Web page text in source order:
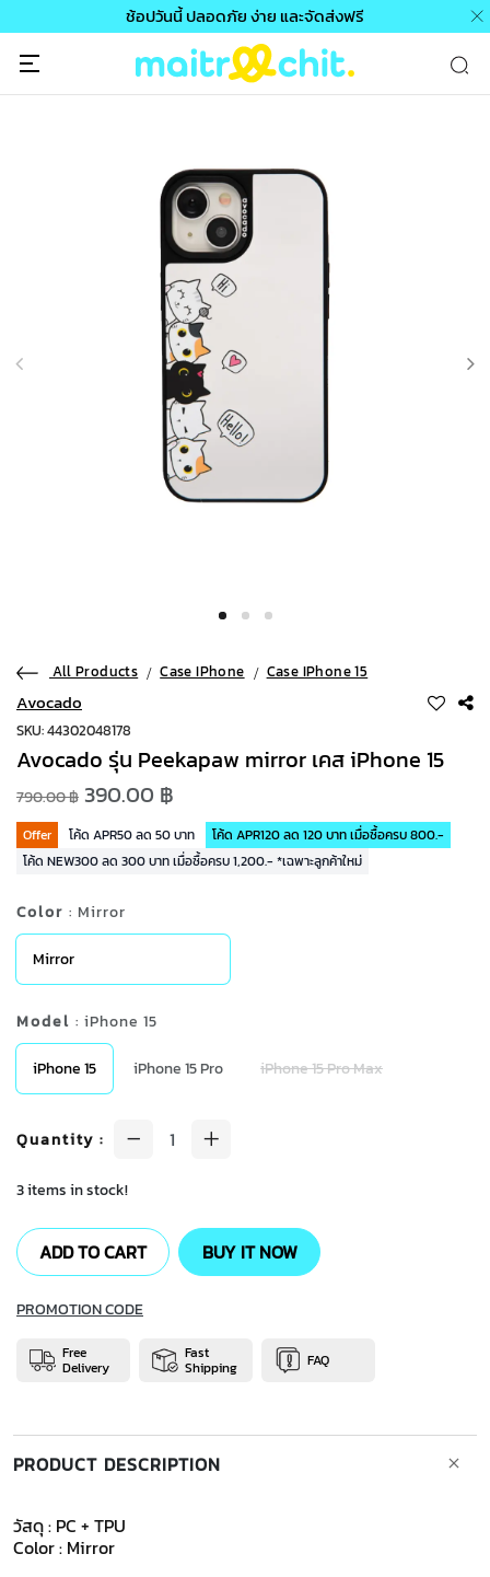
ช้อปวันนี้ ปลอดภัย ง่าย และจัดส่งฟรี
All Products Case IPhone Case IPhone 15
Avocado
SKU: 44302048178
Avocado รุ่น Peekapaw mirror เคส iPhone 15
790.00 ฿ 390.00 ฿
Offer โค้ด APR50 ลด 50 บาท
โค้ด APR120 ลด 120 บาท เมื่อซื้อครบ 800.-
โค้ด NEW300 ลด 300 บาท เมื่อซื้อครบ 1,200.- *เฉพาะลูกค้าใหม่
Color : Mirror
Mirror
Model : iPhone 15
iPhone 15 iPhone 15 Pro iPhone 15 Pro Max
Quantity :
3 items in stock!
ADD TO CART BUY IT NOW
PROMOTION CODE
Free
Delivery
Fast
Shipping FAQ
PRODUCT DESCRIPTION
วัสดุ : PC + TPU
Color : Mirror